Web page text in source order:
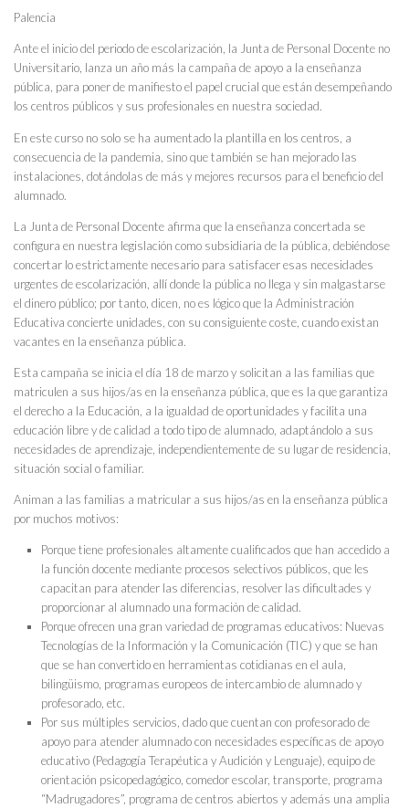
Palencia
Ante el inicio del periodo de escolarización, la Junta de Personal Docente no
Universitario, lanza un año más la campaña de apoyo a la enseñanza
pública, para poner de manifiesto el papel crucial que están desempeñando
los centros públicos y sus profesionales en nuestra sociedad.
En este curso no solo se ha aumentado la plantilla en los centros, a
consecuencia de la pandemia, sino que también se han mejorado las
instalaciones, dotándolas de más y mejores recursos para el beneficio del
alumnado.
La Junta de Personal Docente afirma que la enseñanza concertada se
configura en nuestra legislación como subsidiaria de la pública, debiéndose
concertar lo estrictamente necesario para satisfacer esas necesidades
urgentes de escolarización, allí donde la pública no llega y sin malgastarse
el dinero público; por tanto, dicen, no es lógico que la Administración
Educativa concierte unidades, con su consiguiente coste, cuando existan
vacantes en la enseñanza pública.
Esta campaña se inicia el día 18 de marzo y solicitan a las familias que
matriculen a sus hijos/as en la enseñanza pública, que es la que garantiza
el derecho a la Educación, a la igualdad de oportunidades y facilita una
educación libre y de calidad a todo tipo de alumnado, adaptándolo a sus
necesidades de aprendizaje, independientemente de su lugar de residencia,
situación social o familiar.
Animan a las familias a matricular a sus hijos/as en la enseñanza pública
por muchos motivos:
Porque tiene profesionales altamente cualificados que han accedido a
la función docente mediante procesos selectivos públicos, que les
capacitan para atender las diferencias, resolver las dificultades y
proporcionar al alumnado una formación de calidad.
Porque ofrecen una gran variedad de programas educativos: Nuevas
Tecnologías de la Información y la Comunicación (TIC) y que se han
que se han convertido en herramientas cotidianas en el aula,
bilingüismo, programas europeos de intercambio de alumnado y
profesorado, etc.
Por sus múltiples servicios, dado que cuentan con profesorado de
apoyo para atender alumnado con necesidades específicas de apoyo
educativo (Pedagogía Terapéutica y Audición y Lenguaje), equipo de
orientación psicopedagógico, comedor escolar, transporte, programa
“Madrugadores”, programa de centros abiertos y además una amplia